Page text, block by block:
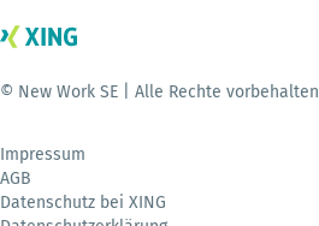
© New Work SE | Alle Rechte vorbehalten
Impressum
AGB
Datenschutz bei XING